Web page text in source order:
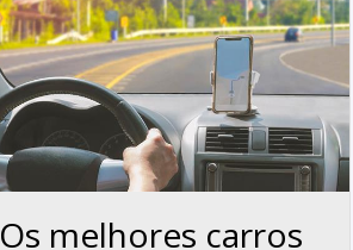
Os melhores carros